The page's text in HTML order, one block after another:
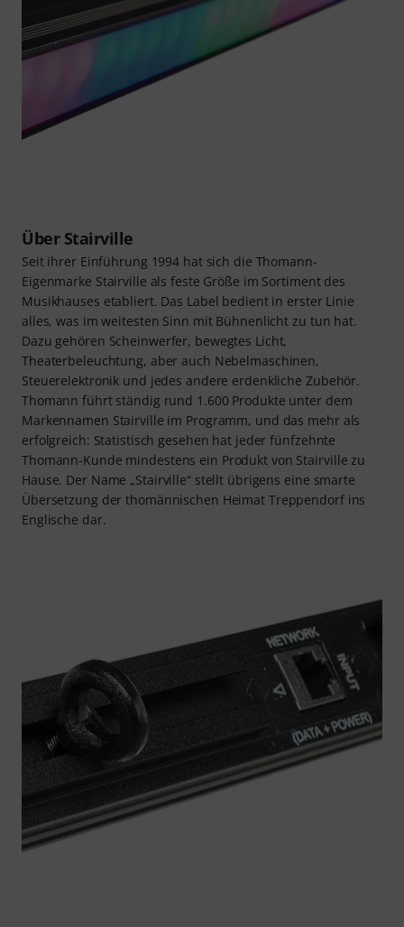
Über Stairville
Seit ihrer Einführung 1994 hat sich die Thomann-
Eigenmarke Stairville als feste Größe im Sortiment des
Musikhauses etabliert. Das Label bedient in erster Linie
alles, was im weitesten Sinn mit Bühnenlicht zu tun hat.
Dazu gehören Scheinwerfer, bewegtes Licht,
Theaterbeleuchtung, aber auch Nebelmaschinen,
Steuerelektronik und jedes andere erdenkliche Zubehör.
Thomann führt ständig rund 1.600 Produkte unter dem
Markennamen Stairville im Programm, und das mehr als
erfolgreich: Statistisch gesehen hat jeder fünfzehnte
Thomann-Kunde mindestens ein Produkt von Stairville zu
Hause. Der Name „Stairville“ stellt übrigens eine smarte
Übersetzung der thomännischen Heimat Treppendorf ins
Englische dar.